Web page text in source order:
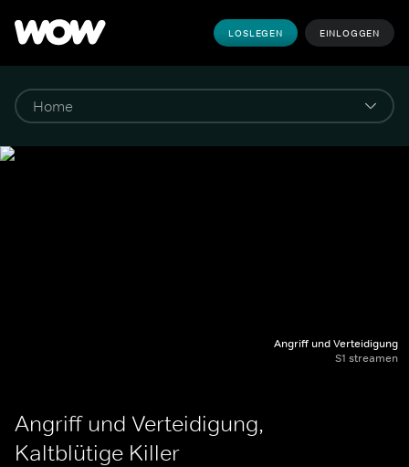
LOSLEGEN EINLOGGEN
Angriff und Verteidigung
S1 streamen
Angriff und Verteidigung,
Kaltblütige Killer